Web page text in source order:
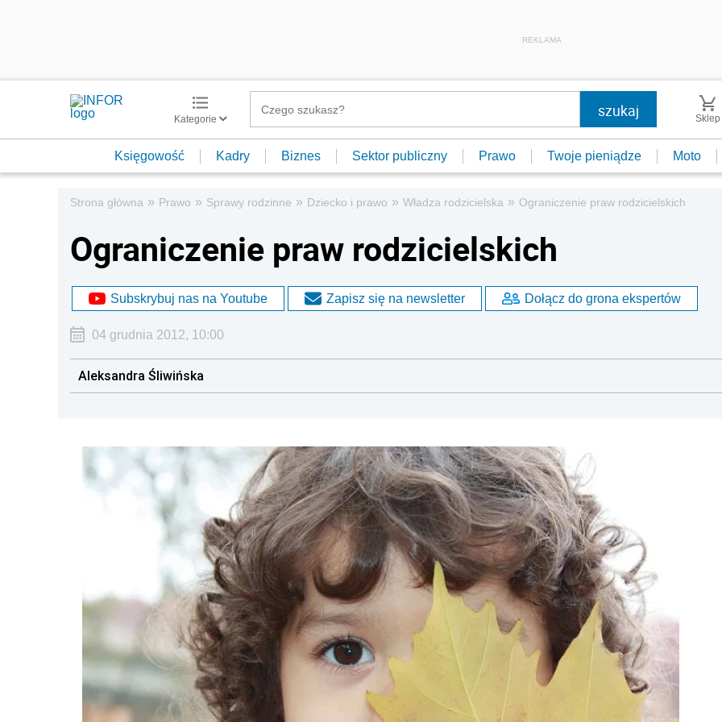
REKLAMA
Kategorie Sklep
Księgowość Kadry Biznes Sektor publiczny Prawo Twoje pieniądze Moto
Strona główna » Prawo » Sprawy rodzinne » Dziecko i prawo » Władza rodzicielska » Ograniczenie praw rodzicielskich
Ograniczenie praw rodzicielskich
Subskrybuj nas na Youtube Zapisz się na newsletter Dołącz do grona ekspertów
04 grudnia 2012, 10:00
Aleksandra Śliwińska